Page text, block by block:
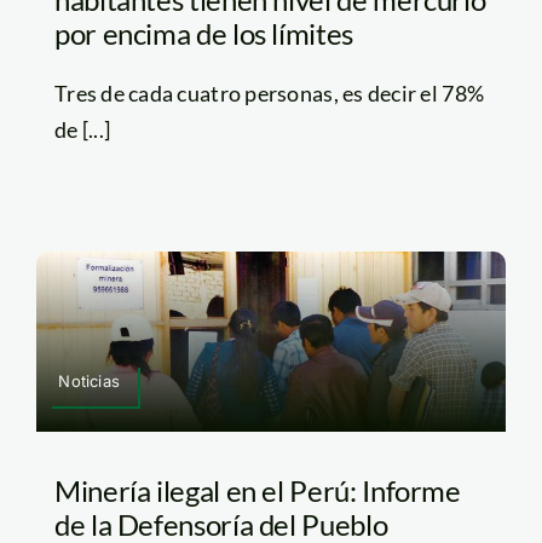
por encima de los límites
Tres de cada cuatro personas, es decir el 78%
de [...]
Noticias
Minería ilegal en el Perú: Informe
de la Defensoría del Pueblo